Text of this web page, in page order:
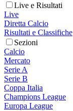
Live e Risultati
Live
Diretta Calcio
Risultati e Classifiche
Sezioni
Calcio
Mercato
Serie A
Serie B
Coppa Italia
Champions League
Europa League